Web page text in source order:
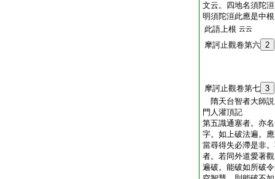
文云。四地名須陀
明須陀洹此應是中
此語上根 云云
摩訶止觀卷第六 2
摩訶止觀卷第七 3
隋天台智者大師説
門人灌頂記
第五識通塞者。亦
字。如上破法遍。
當尋得失必滯是非
者。若同外道愛著
遍破。能破如所破